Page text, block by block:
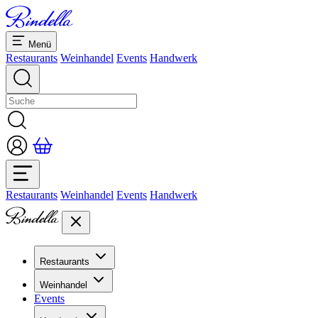
Menü
Restaurants Weinhandel Events Handwerk
Restaurants Weinhandel Events Handwerk
Restaurants
Übersicht Restaurants
Bankette & Events
Dolcezze
Weinhandel
Übersicht
Events